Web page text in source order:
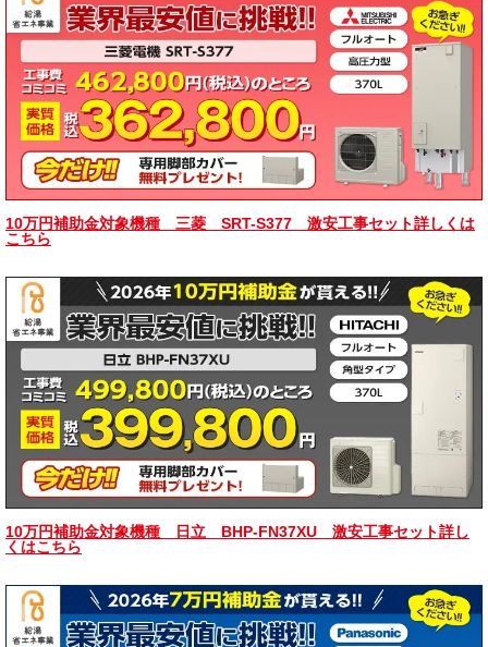
10万円補助金対象機種 三菱 SRT-S377 激安工事セット詳しくは
こちら
10万円補助金対象機種 日立 BHP-FN37XU 激安工事セット詳し
くはこちら